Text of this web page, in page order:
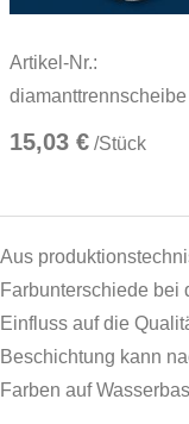
Artikel-Nr.:
diamanttrennscheibe
15,03 € /Stück
Aus
Farbunterschiede bei
Einfluss auf die
Beschichtung kann
Farben auf